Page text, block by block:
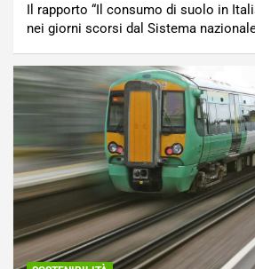
Il rapporto “Il consumo di suolo in
nei giorni scorsi dal Sistema